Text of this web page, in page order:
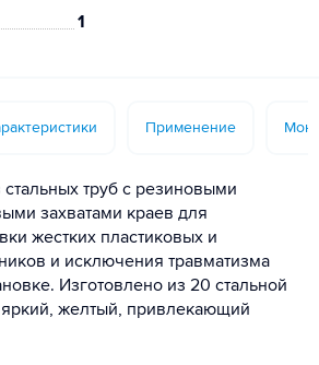
1
Применение
труб с резиновыми
захватами краев для
жестких пластиковых и
и исключения травматизма
Изготовлено из 20 стальной
желтый, привлекающий